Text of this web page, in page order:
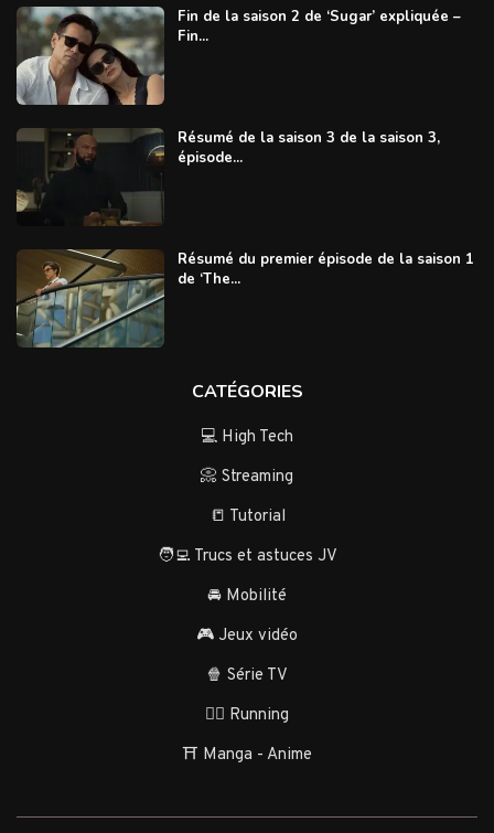
Fin de la saison 2 de ‘Sugar’ expliquée –
Fin...
Résumé de la saison 3 de la saison 3,
épisode...
Résumé du premier épisode de la saison 1
de ‘The...
CATÉGORIES
💻 High Tech
📀 Streaming
📒 Tutorial
🧑‍💻 Trucs et astuces JV
🚘 Mobilité
🎮 Jeux vidéo
🍿 Série TV
🏃‍♂️ Running
⛩️ Manga - Anime